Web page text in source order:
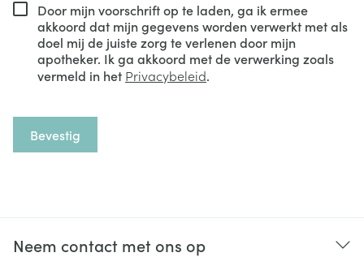
Door mijn voorschrift op te laden, ga ik ermee
akkoord dat mijn gegevens worden verwerkt met als
doel mij de juiste zorg te verlenen door mijn
apotheker. Ik ga akkoord met de verwerking zoals
vermeld in het Privacybeleid.
Bevestig
Neem contact met ons op